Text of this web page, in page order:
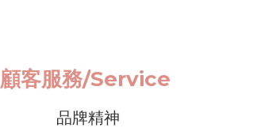
顧客服務/Service
品牌精神